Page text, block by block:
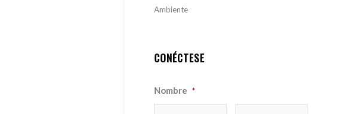
Ambiente
CONÉCTESE
Nombre *